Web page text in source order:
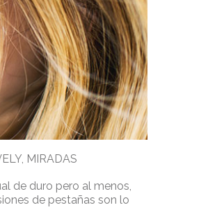
, MIRADAS
de duro pero al menos,
de pestañas son lo